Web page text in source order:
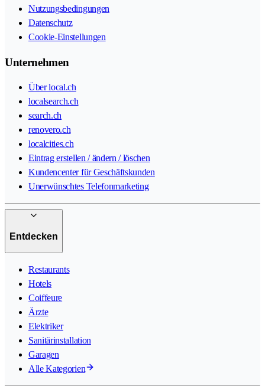
Nutzungsbedingungen
Datenschutz
Cookie-Einstellungen
Unternehmen
Über local.ch
localsearch.ch
search.ch
renovero.ch
localcities.ch
Eintrag erstellen / ändern / löschen
Kundencenter für Geschäftskunden
Unerwünschtes Telefonmarketing
Entdecken
Restaurants
Hotels
Coiffeure
Ärzte
Elektriker
Sanitärinstallation
Garagen
Alle Kategorien